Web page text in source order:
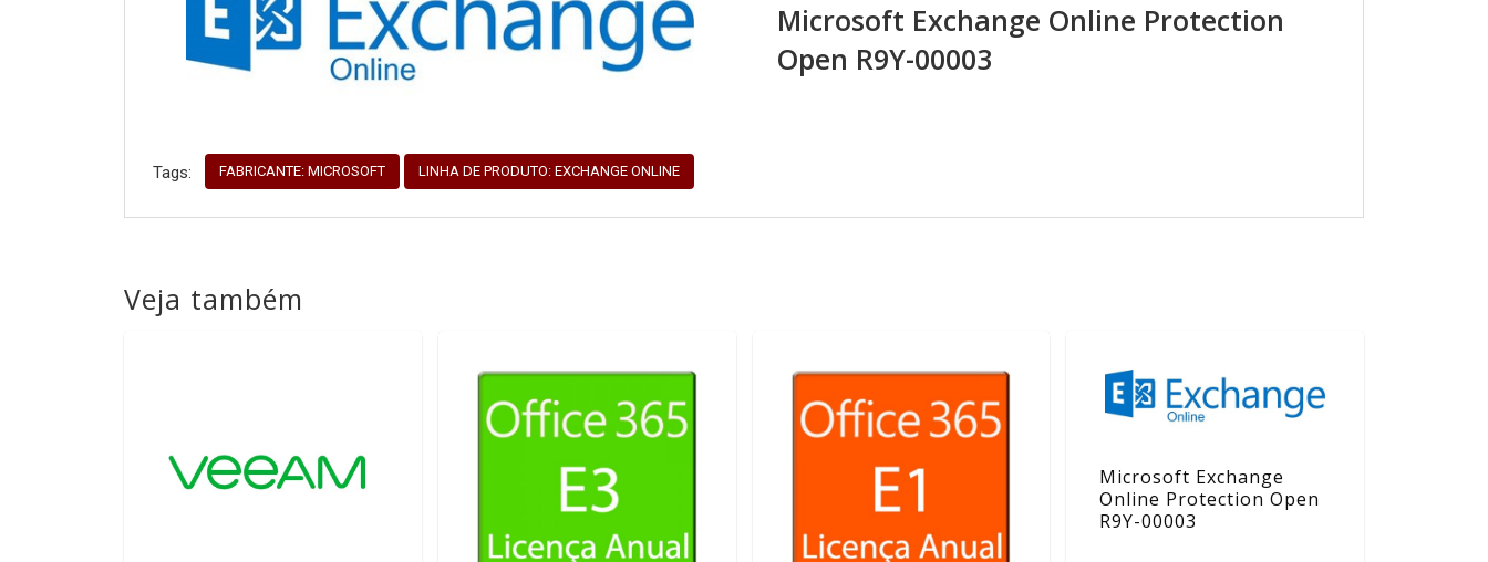
Microsoft Exchange Online Protection
Open R9Y-00003
Tags: FABRICANTE: MICROSOFT LINHA DE PRODUTO: EXCHANGE ONLINE
Veja também
Microsoft Exchange
Online Protection Open
R9Y-00003